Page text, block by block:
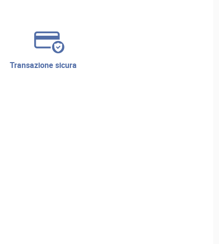
transazione sicura